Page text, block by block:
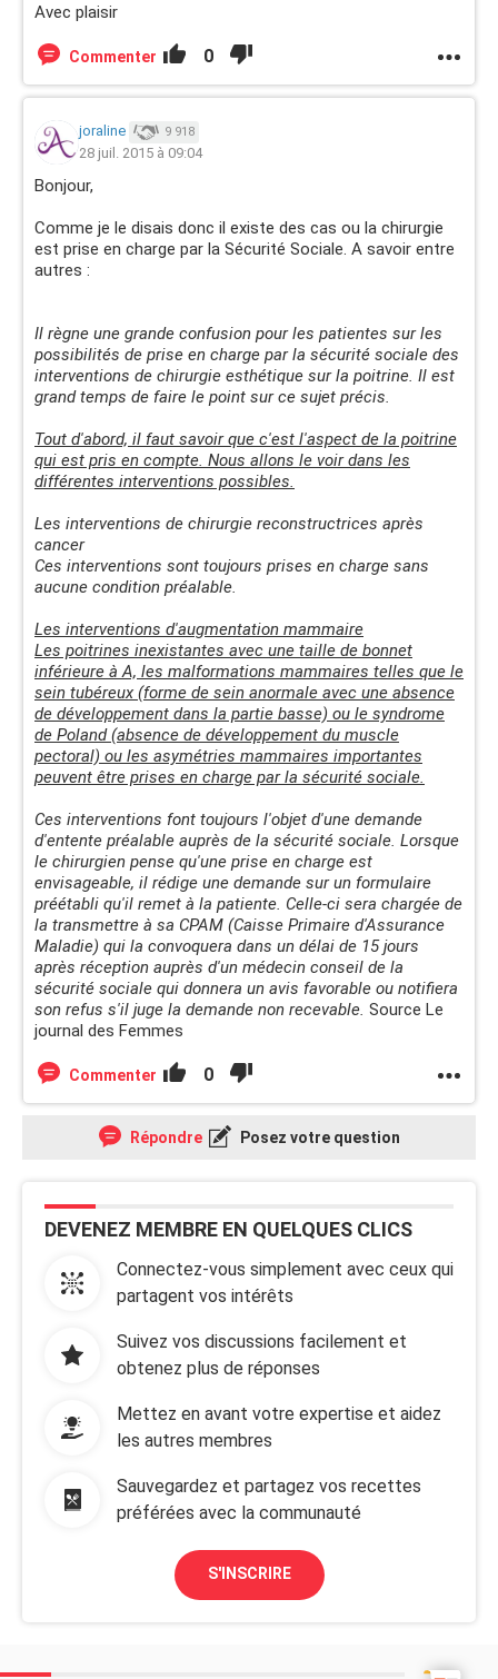
Avec plaisir
Commenter 0
joraline 9 918
28 juil. 2015 à 09:04
Bonjour,
Comme je le disais donc il existe des cas ou la chirurgie
est prise en charge par la Sécurité Sociale. A savoir entre
autres :
Il règne une grande confusion pour les patientes sur les
possibilités de prise en charge par la sécurité sociale des
interventions de chirurgie esthétique sur la poitrine. Il est
grand temps de faire le point sur ce sujet précis.
Tout d'abord, il faut savoir que c'est l'aspect de la poitrine
qui est pris en compte. Nous allons le voir dans les
différentes interventions possibles.
Les interventions de chirurgie reconstructrices après
cancer
Ces interventions sont toujours prises en charge sans
aucune condition préalable.
Les interventions d'augmentation mammaire
Les poitrines inexistantes avec une taille de bonnet
inférieure à A, les malformations mammaires telles que le
sein tubéreux (forme de sein anormale avec une absence
de développement dans la partie basse) ou le syndrome
de Poland (absence de développement du muscle
pectoral) ou les asymétries mammaires importantes
peuvent être prises en charge par la sécurité sociale.
Ces interventions font toujours l'objet d'une demande
d'entente préalable auprès de la sécurité sociale. Lorsque
le chirurgien pense qu'une prise en charge est
envisageable, il rédige une demande sur un formulaire
préétabli qu'il remet à la patiente. Celle-ci sera chargée de
la transmettre à sa CPAM (Caisse Primaire d'Assurance
Maladie) qui la convoquera dans un délai de 15 jours
après réception auprès d'un médecin conseil de la
sécurité sociale qui donnera un avis favorable ou notifiera
son refus s'il juge la demande non recevable. Source Le
journal des Femmes
Commenter 0
Répondre Posez votre question
DEVENEZ MEMBRE EN QUELQUES CLICS
Connectez-vous simplement avec ceux qui
partagent vos intérêts
Suivez vos discussions facilement et
obtenez plus de réponses
Mettez en avant votre expertise et aidez
les autres membres
Sauvegardez et partagez vos recettes
préférées avec la communauté
S'INSCRIRE